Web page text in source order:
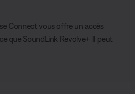
Connect vous offre un accès
que SoundLink Revolve+ II peut